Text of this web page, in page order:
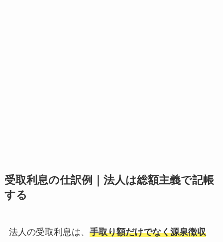
受取利息の仕訳例｜法人は総額主義で記帳
する
法人の受取利息は、 手取り額だけでなく源泉徴収